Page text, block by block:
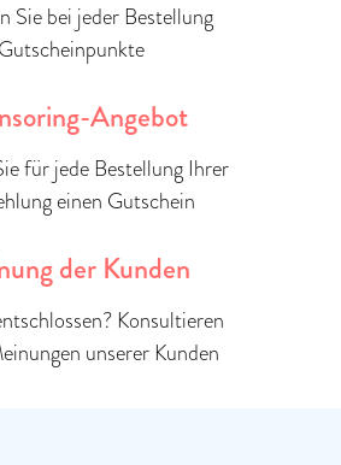
Sie bei jeder Bestellung
Gutscheinpunkte
Angebot
für jede Bestellung Ihrer
einen Gutschein
der Kunden
Konsultieren
unserer Kunden